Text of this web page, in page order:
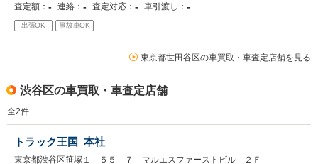
査定額： - 連絡： - 査定対応： - 車引渡し： -
出張OK 事故車OK
東京都世田谷区の車買取・車査定店舗を見る
渋谷区の車買取・車査定店舗
全2件
トラック王国 本社
東京都渋谷区笹塚１－５５－７ マルエスファーストビル ２Ｆ